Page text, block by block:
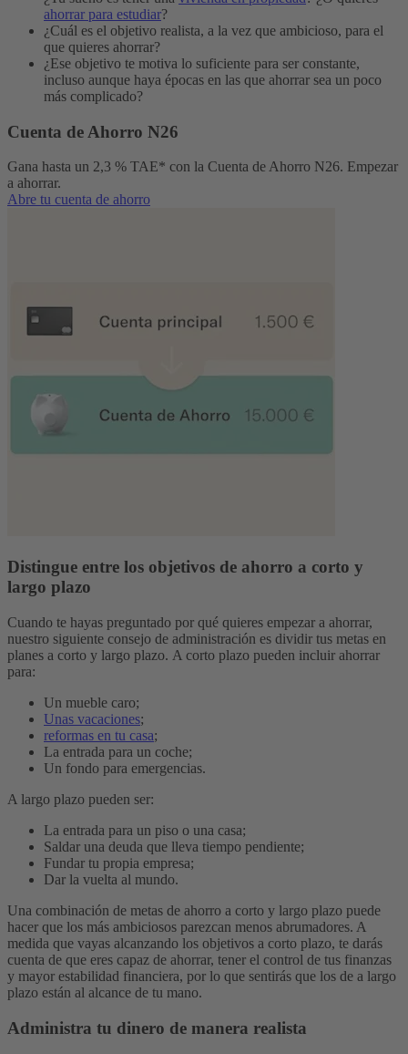
ahorrar para estudiar?
¿Cuál es el objetivo realista, a la vez que ambicioso, para el
que quieres ahorrar?
¿Ese objetivo te motiva lo suficiente para ser constante,
incluso aunque haya épocas en las que ahorrar sea un poco
más complicado?
Cuenta de Ahorro N26
Gana hasta un 2,3 % TAE* con la Cuenta de Ahorro N26. Empezar
a ahorrar.
Abre tu cuenta de ahorro
Distingue entre los objetivos de ahorro a corto y
largo plazo
Cuando te hayas preguntado por qué quieres empezar a ahorrar,
nuestro siguiente consejo de administración es dividir tus metas en
planes a corto y largo plazo. A corto plazo pueden incluir ahorrar
para:
Un mueble caro;
Unas vacaciones;
reformas en tu casa;
La entrada para un coche;
Un fondo para emergencias.
A largo plazo pueden ser:
La entrada para un piso o una casa;
Saldar una deuda que lleva tiempo pendiente;
Fundar tu propia empresa;
Dar la vuelta al mundo.
Una combinación de metas de ahorro a corto y largo plazo puede
hacer que los más ambiciosos parezcan menos abrumadores. A
medida que vayas alcanzando los objetivos a corto plazo, te darás
cuenta de que eres capaz de ahorrar, tener el control de tus finanzas
y mayor estabilidad financiera, por lo que sentirás que los de a largo
plazo están al alcance de tu mano.
Administra tu dinero de manera realista